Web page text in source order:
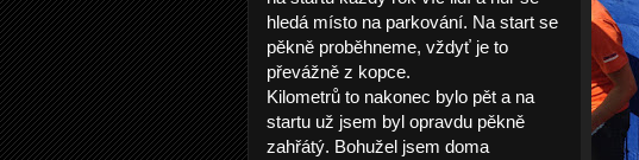
hledá místo na parkování. Na start se
pěkně proběhneme, vždyť je to
převážně z kopce.
Kilometrů to nakonec bylo pět a na
startu už jsem byl opravdu pěkně
zahřátý. Bohužel jsem doma